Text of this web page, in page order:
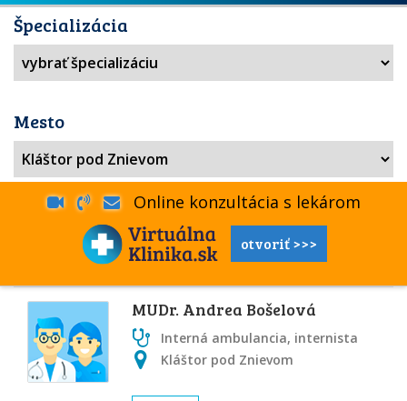
Špecializácia
Mesto
Online konzultácia s lekárom
otvoriť >>>
MUDr. Andrea Bošelová
Interná ambulancia, internista
Kláštor pod Znievom